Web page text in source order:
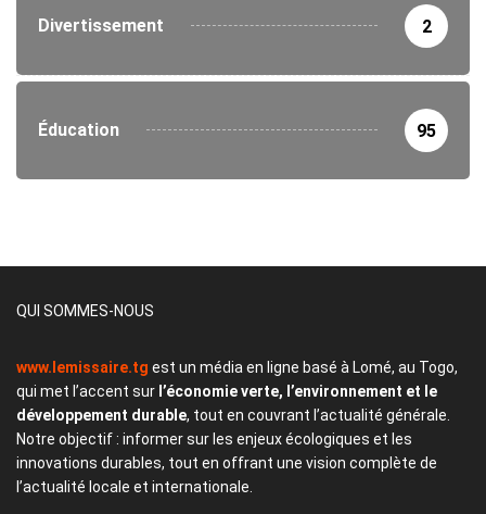
Divertissement 2
Éducation 95
QUI SOMMES-NOUS
www.lemissaire.tg est un média en ligne basé à Lomé, au Togo,
qui met l’accent sur l’économie verte, l’environnement et le
développement durable, tout en couvrant l’actualité générale.
Notre objectif : informer sur les enjeux écologiques et les
innovations durables, tout en offrant une vision complète de
l’actualité locale et internationale.